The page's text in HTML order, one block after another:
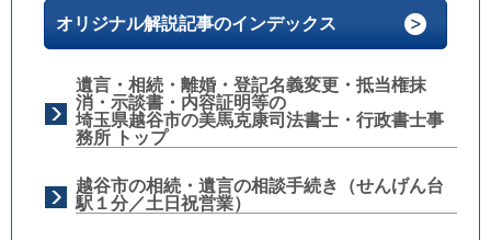
オリジナル解説記事のインデックス
遺言・相続・離婚・登記名義変更・抵当権抹
消・示談書・内容証明等の
埼玉県越谷市の美馬克康司法書士・行政書士事
務所 トップ
越谷市の相続・遺言の相談手続き（せんげん台
駅１分／土日祝営業）